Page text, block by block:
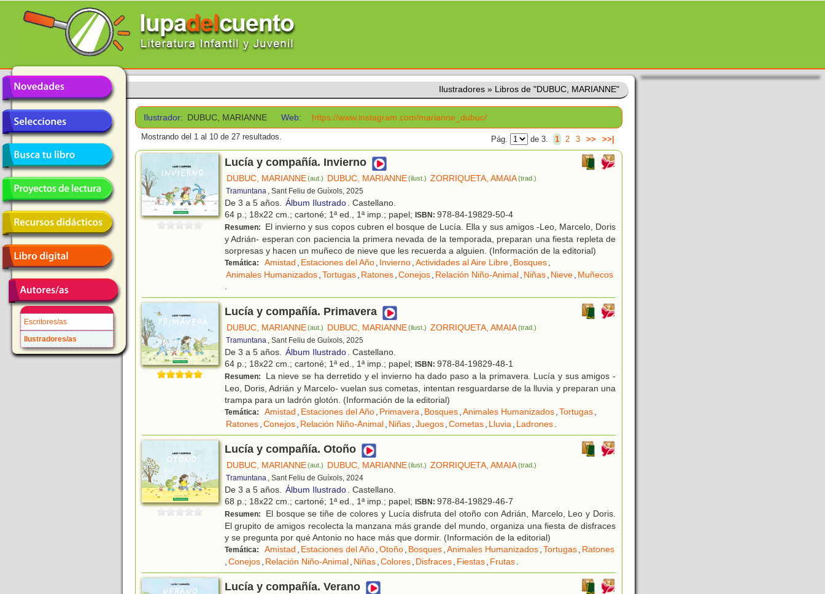
Escritores/as
Ilustradores/as
Ilustradores » Libros de "DUBUC, MARIANNE"
Ilustrador: DUBUC, MARIANNE Web: https://www.instagram.com/marianne_dubuc/
Mostrando del 1 al 10 de 27 resultados. Pág. de 3. 1 2 3 >> >>|
Lucía y compañía. Invierno
DUBUC, MARIANNE(aut.) DUBUC, MARIANNE(ilust.) ZORRIQUETA, AMAIA(trad.)
Tramuntana , Sant Feliu de Guíxols, 2025
De 3 a 5 años. Álbum Ilustrado. Castellano.
64 p.; 18x22 cm.; cartoné; 1ª ed., 1ª imp.; papel; ISBN: 978-84-19829-50-4
Resumen:
El invierno y sus copos cubren el bosque de Lucía. Ella y sus amigos -Leo, Marcelo, Doris
y Adrián- esperan con paciencia la primera nevada de la temporada, preparan una fiesta repleta de
sorpresas y hacen un muñeco de nieve que les recuerda a alguien. (Información de la editorial)
Temática: Amistad , Estaciones del Año, Invierno,Actividades al Aire Libre, Bosques,
Animales Humanizados,Tortugas, Ratones,Conejos, Relación Niño-Animal, Niñas, Nieve, Muñecos
.
Lucía y compañía. Primavera
DUBUC, MARIANNE(aut.) DUBUC, MARIANNE(ilust.) ZORRIQUETA, AMAIA(trad.)
Tramuntana , Sant Feliu de Guíxols, 2025
De 3 a 5 años. Álbum Ilustrado. Castellano.
64 p.; 18x22 cm.; cartoné; 1ª ed., 1ª imp.; papel; ISBN: 978-84-19829-48-1
Resumen:
La nieve se ha derretido y el invierno ha dado paso a la primavera. Lucía y sus amigos -
Leo, Doris, Adrián y Marcelo- vuelan sus cometas, intentan resguardarse de la lluvia y preparan una
trampa para un ladrón glotón. (Información de la editorial)
Temática: Amistad , Estaciones del Año, Primavera, Bosques,Animales Humanizados,Tortugas,
Ratones,Conejos, Relación Niño-Animal, Niñas,Juegos,Cometas, Lluvia, Ladrones.
Lucía y compañía. Otoño
DUBUC, MARIANNE(aut.) DUBUC, MARIANNE(ilust.) ZORRIQUETA, AMAIA(trad.)
Tramuntana , Sant Feliu de Guíxols, 2024
De 3 a 5 años. Álbum Ilustrado. Castellano.
68 p.; 18x22 cm.; cartoné; 1ª ed., 1ª imp.; papel; ISBN: 978-84-19829-46-7
Resumen:
El bosque se tiñe de colores y Lucía disfruta del otoño con Adrián, Marcelo, Leo y Doris.
El grupito de amigos recolecta la manzana más grande del mundo, organiza una fiesta de disfraces
y se pregunta por qué Antonio no hace más que dormir. (Información de la editorial)
Temática: Amistad , Estaciones del Año,Otoño, Bosques,Animales Humanizados,Tortugas, Ratones
,Conejos, Relación Niño-Animal, Niñas,Colores, Disfraces, Fiestas, Frutas.
Lucía y compañía. Verano